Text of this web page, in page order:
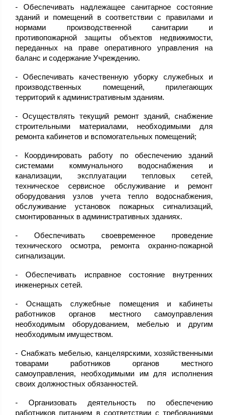
- Обеспечивать надлежащее санитарное состояние
зданий и помещений в соответствии с правилами и
нормами производственной санитарии и
противопожарной защиты объектов недвижимости,
переданных на праве оперативного управления на
баланс и содержание Учреждению.
- Обеспечивать качественную уборку служебных и
производственных помещений, прилегающих
территорий к административным зданиям.
- Осуществлять текущий ремонт зданий, снабжение
строительными материалами, необходимыми для
ремонта кабинетов и вспомогательных помещений;
- Координировать работу по обеспечению зданий
системами коммунального водоснабжения и
канализации, эксплуатации тепловых сетей,
техническое сервисное обслуживание и ремонт
оборудования узлов учета тепло водоснабжения,
обслуживание установок пожарных сигнализаций,
смонтированных в административных зданиях.
- Обеспечивать своевременное проведение
технического осмотра, ремонта охранно-пожарной
сигнализации.
- Обеспечивать исправное состояние внутренних
инженерных сетей.
- Оснащать служебные помещения и кабинеты
работников органов местного самоуправления
необходимым оборудованием, мебелью и другим
необходимым имуществом.
- Снабжать мебелью, канцелярскими, хозяйственными
товарами работников органов местного
самоуправления, необходимыми им для исполнения
своих должностных обязанностей.
- Организовать деятельность по обеспечению
работников питанием в соответствии с требованиями